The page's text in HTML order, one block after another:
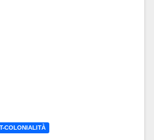
COLONIALITÀ